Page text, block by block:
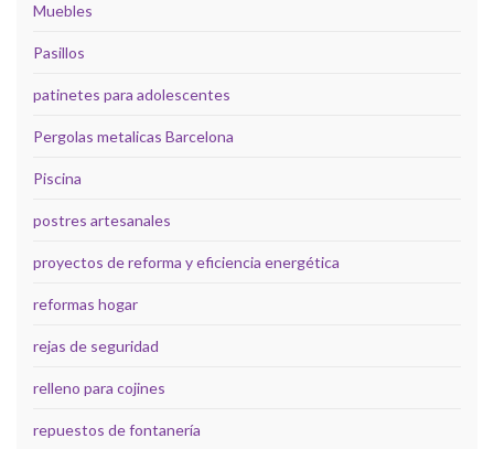
Muebles
Pasillos
patinetes para adolescentes
Pergolas metalicas Barcelona
Piscina
postres artesanales
proyectos de reforma y eficiencia energética
reformas hogar
rejas de seguridad
relleno para cojines
repuestos de fontanería